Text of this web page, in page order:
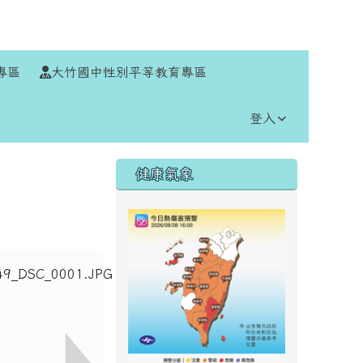
區 大竹國中性別平等教育專區
登入
右邊區域內容
健康氣象